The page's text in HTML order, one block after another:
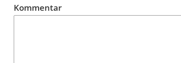
Kommentar